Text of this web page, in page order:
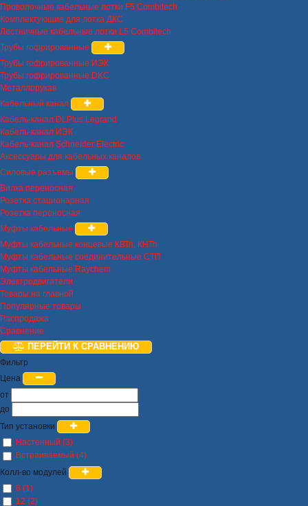
Проволочные кабельные лотки F5 Combitech
Комплектующие для лотка ДКС
Лестничные кабельные лотки L5 Combitech
Трубы гофрированные
Трубы гофрированные ИЭК
Трубы гофрированные DKC
Металлорукав
Кабельный канал
Кабель-канал DLPlus Legrand
Кабель-канал ИЭК
Кабель-канал Schneider Electric
Аксессуары для кабельных каналов
Силовые разъемы
Вилка переносная
Розетка стационарная
Розетка переносная
Муфты кабельные
Муфты кабельные концевые КВТп, КНТп
Муфты кабельные соединительные СТП
Муфты кабельные Raychem
Электродвигатели
Товары на главной
Популярные товары
Распродажа
Сравнение
ПЕРЕЙТИ К СРАВНЕНИЮ
Фильтр
Цена
от
до
Тип установки
Настенный (3)
Встраиваемый (4)
Колл-во модулей
8 (1)
12 (2)